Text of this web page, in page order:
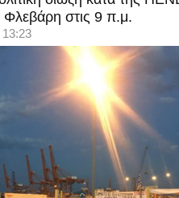
Φλεβάρη στις 9 π.μ.
13:23